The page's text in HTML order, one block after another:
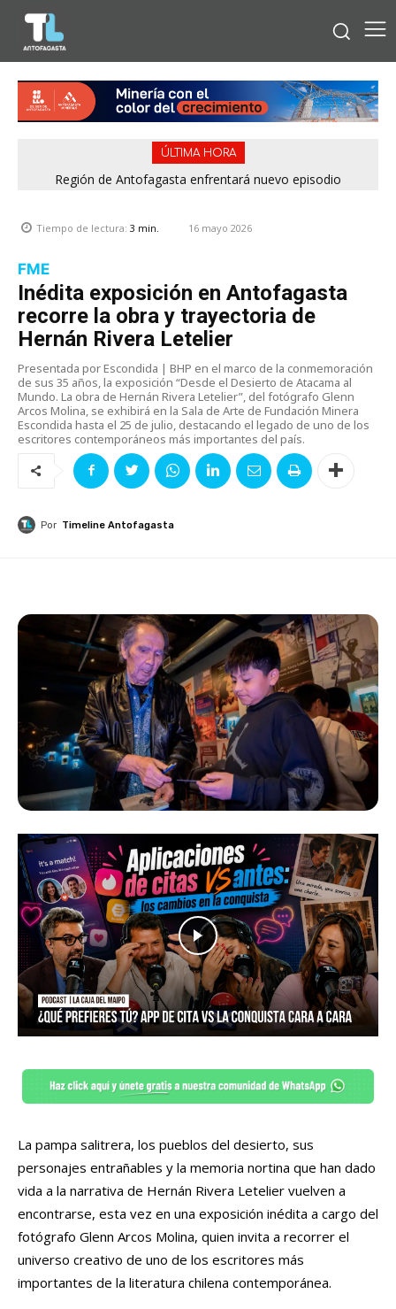
ÚLTIMA HORA
Región de Antofagasta enfrentará nuevo episodio
Bipay explica: Así funciona el pago con tarjetas bancarias en
Tiempo de lectura: 3 min. 16 mayo 2026
FME
Inédita exposición en Antofagasta
recorre la obra y trayectoria de
Hernán Rivera Letelier
Presentada por Escondida | BHP en el marco de la conmemoración
de sus 35 años, la exposición “Desde el Desierto de Atacama al
Mundo. La obra de Hernán Rivera Letelier”, del fotógrafo Glenn
Arcos Molina, se exhibirá en la Sala de Arte de Fundación Minera
Escondida hasta el 25 de julio, destacando el legado de uno de los
escritores contemporáneos más importantes del país.
Por Timeline Antofagasta
La pampa salitrera, los pueblos del desierto, sus
personajes entrañables y la memoria nortina que han dado
vida a la narrativa de Hernán Rivera Letelier vuelven a
encontrarse, esta vez en una exposición inédita a cargo del
fotógrafo Glenn Arcos Molina, quien invita a recorrer el
universo creativo de uno de los escritores más
importantes de la literatura chilena contemporánea.